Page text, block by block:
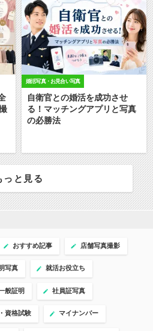
婚活写真・お見合い写真
自衛官との婚活を成功させ
る！マッチングアプリと写真
の必勝法
っと見る
おすすめ記事 店舗写真撮影
写真 就活お役立ち
般証明 社員証写真
資格試験 マイナンバー